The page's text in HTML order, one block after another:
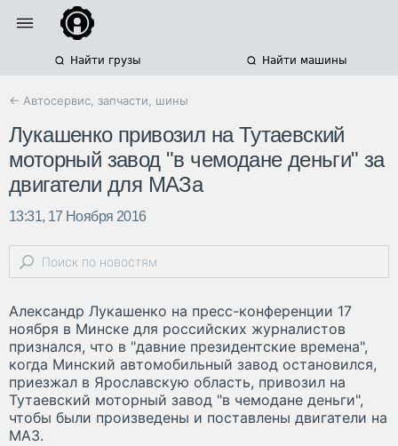
Найти грузы Найти машины
← Автосервис, запчасти, шины
Лукашенко привозил на Тутаевский
моторный завод "в чемодане деньги" за
двигатели для МАЗа
13:31, 17 Ноября 2016
Александр Лукашенко на пресс-конференции 17
ноября в Минске для российских журналистов
признался, что в "давние президентские времена",
когда Минский автомобильный завод остановился,
приезжал в Ярославскую область, привозил на
Тутаевский моторный завод "в чемодане деньги",
чтобы были произведены и поставлены двигатели на
МАЗ.